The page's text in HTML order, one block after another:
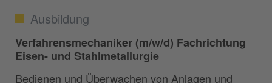
Ausbildung
Verfahrensmechaniker (m/w/d) Fachrichtung
Eisen- und Stahlmetallurgie
Bedienen und Überwachen von Anlagen und